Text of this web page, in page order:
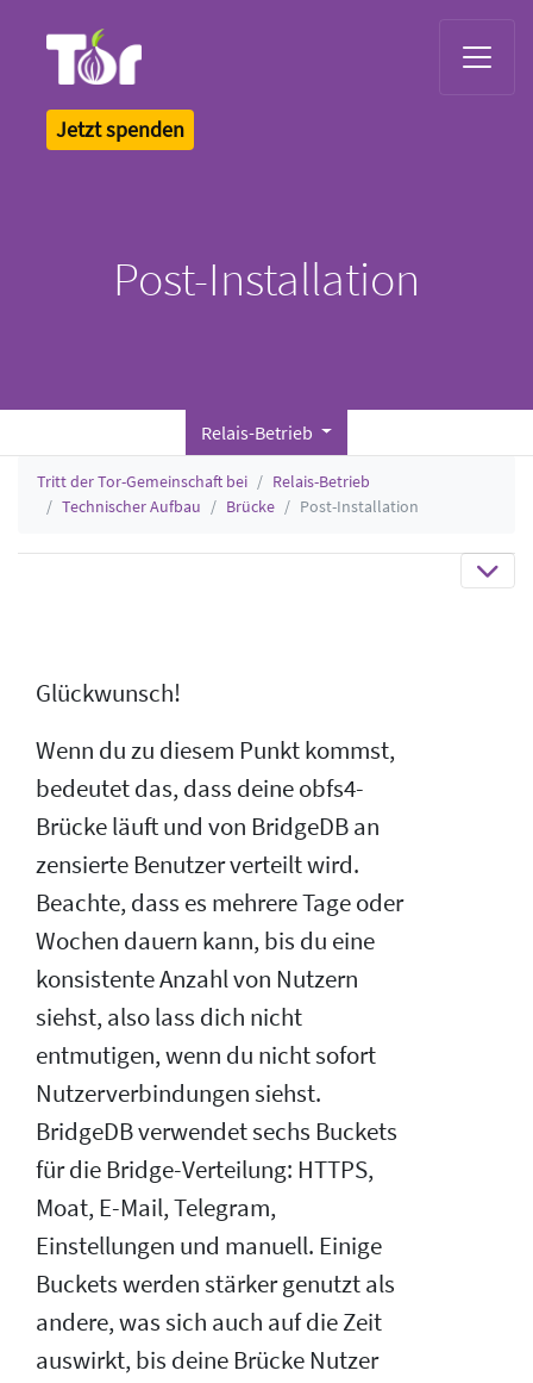
Jetzt spenden
Post-Installation
Relais-Betrieb
Tritt der Tor-Gemeinschaft bei
Relais-Betrieb
Technischer Aufbau
Brücke Post-Installation
Glückwunsch!
Wenn du zu diesem Punkt kommst,
bedeutet das, dass deine obfs4-
Brücke läuft und von BridgeDB an
zensierte Benutzer verteilt wird.
Beachte, dass es mehrere Tage oder
Wochen dauern kann, bis du eine
konsistente Anzahl von Nutzern
siehst, also lass dich nicht
entmutigen, wenn du nicht sofort
Nutzerverbindungen siehst.
BridgeDB verwendet sechs Buckets
für die Bridge-Verteilung: HTTPS,
Moat, E-Mail, Telegram,
Einstellungen und manuell. Einige
Buckets werden stärker genutzt als
andere, was sich auch auf die Zeit
auswirkt, bis deine Brücke Nutzer